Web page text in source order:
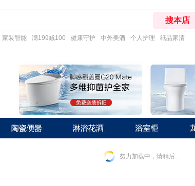
家装智能 满199减100 健康守护 中外美酒 个人护理 纸品家清
努力加载中，请稍后...